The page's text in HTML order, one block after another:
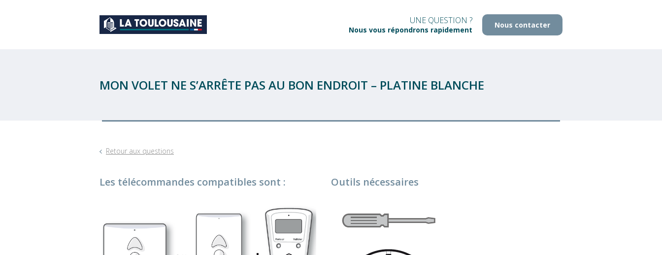
UNE QUESTION ?
Nous vous répondrons rapidement
Nous contacter
MON VOLET NE S’ARRÊTE PAS AU BON ENDROIT – PLATINE BLANCHE
Retour aux questions
Les télécommandes compatibles sont : Outils nécessaires